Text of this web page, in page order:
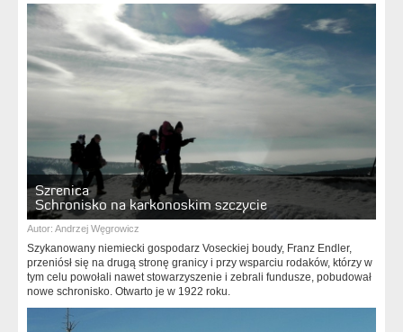
Szrenica
Schronisko na karkonoskim szczycie
Autor: Andrzej Węgrowicz
Szykanowany niemiecki gospodarz Voseckiej boudy, Franz Endler,
przeniósł się na drugą stronę granicy i przy wsparciu rodaków, którzy w
tym celu powołali nawet stowarzyszenie i zebrali fundusze, pobudował
nowe schronisko. Otwarto je w 1922 roku.